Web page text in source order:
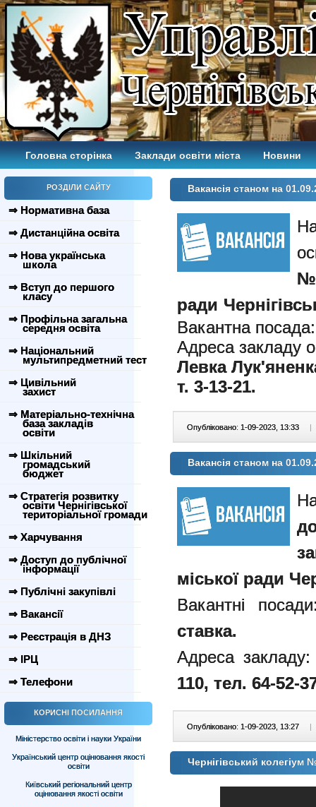
Головна сторінка Заклади освіти міста Новини
РОЗДІЛИ САЙТУ
⇒ Нормативна база
⇒ Дистанційна освіта
⇒ Нова українська
школа
⇒ Вступ до першого
класу
⇒ Профільна загальна
середня освіта
⇒ Національний
мультипредметний тест
⇒ Цивільний
захист
⇒ Матеріально-технічна
база закладів
освіти
⇒ Шкільний
громадський
бюджет
⇒ Стратегія розвитку
освіти Чернігівської
територіальної громади
⇒ Харчування
⇒ Доступ до публічної
інформації
⇒ Публічні закупівлі
⇒ Вакансії
⇒ Реєстрація в ДНЗ
⇒ ІРЦ
⇒ Телефони
КОРИСНІ ПОСИЛАННЯ
Міністерство освіти і науки України
Український центр оцінювання якості
освіти
Київський регіональний центр
оцінювання якості освіти
Вакансія станом на
ради
Вакантна
Адреса закладу
Левка
т. 3-13-21.
Опубліковано: 1-09-2023, 13:33 |
Вакансія станом на
міської ради
Вакантні
ставка.
Адреса
110, тел. 64-52-
Опубліковано: 1-09-2023, 13:27 |
Чернігівський колегіум